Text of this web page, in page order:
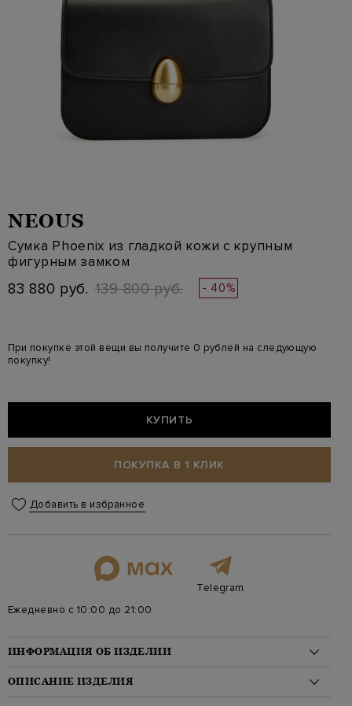
NEOUS
Сумка Phoenix из гладкой кожи с крупным
фигурным замком
83 880 руб. 139 800 руб. - 40%
При покупке этой вещи вы получите 0 рублей на следующую
покупку!
КУПИТЬ
ПОКУПКА В 1 КЛИК
Добавить в избранное
Telegram
Ежедневно с 10:00 до 21:00
ИНФОРМАЦИЯ ОБ ИЗДЕЛИИ
Материал: кожа 100%
Стиль: Среднего размера, На плечо
ОПИСАНИЕ ИЗДЕЛИЯ